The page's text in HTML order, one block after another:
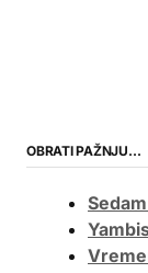
OBRATI PAŽNJU…